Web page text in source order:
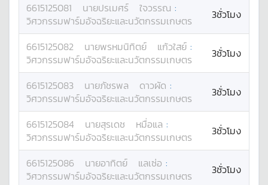
6615125081 นายปรเมศร์ ใจวรรณ :
วิศวกรรมฟาร์มอัจฉริยะและนวัตกรรมเกษตร
3ชั่วโมง
6615125082 นายพรหมนิทิตย์ แก้วใสย์ :
วิศวกรรมฟาร์มอัจฉริยะและนวัตกรรมเกษตร
3ชั่วโมง
6615125083 นายภัชรพล ดาวผัด :
วิศวกรรมฟาร์มอัจฉริยะและนวัตกรรมเกษตร
3ชั่วโมง
6615125084 นายสุรเดช หมื่อแล :
วิศวกรรมฟาร์มอัจฉริยะและนวัตกรรมเกษตร
3ชั่วโมง
6615125086 นายอาทิตย์ แลเซ่อ :
วิศวกรรมฟาร์มอัจฉริยะและนวัตกรรมเกษตร
3ชั่วโมง